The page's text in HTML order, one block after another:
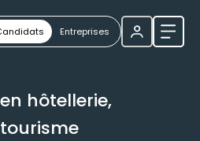
Entreprises
hôtellerie,